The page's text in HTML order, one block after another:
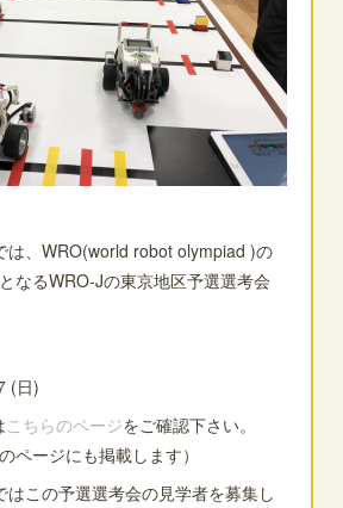
は、WRO(world robot olympiad )の
なるWRO-Jの東京地区予選選考会
(日)
こちらのページをご確認下さい。
ページにも掲載します）
はこの予選選考会の見学者を募集し